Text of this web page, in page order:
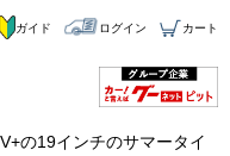
ガイド ログイン カート
の19インチのサマータイ